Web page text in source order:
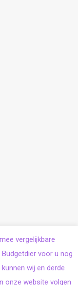
vergelijkbare
voor u nog
wij en derde
onze website volgen